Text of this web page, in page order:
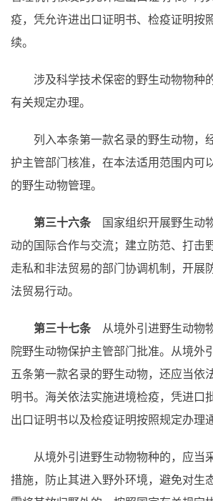
疫，凭允许进出口证明书、检疫证明按
续。
涉及科学技术保密的野生动物物种
有关规定办理。
列入本条第一款名录的野生动物，
护主管部门核准，在本法适用范围内可
的野生动物管理。
第三十六条 国家组织开展野生动
动的国际合作与交流；建立防范、打击
走私和非法贸易的部门协调机制，开展
法贸易行动。
第三十七条 从境外引进野生动物
院野生动物保护主管部门批准。从境外
五条第一款名录的野生动物，还应当依
明书。海关依法实施进境检疫，凭进口
出口证明书以及检疫证明按照规定办理
从境外引进野生动物物种的，应当
措施，防止其进入野外环境，避免对生